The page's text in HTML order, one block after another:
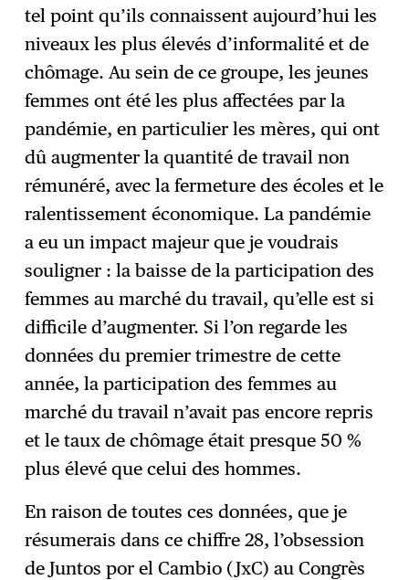
tel point qu’ils connaissent aujourd’hui les
niveaux les plus élevés d’informalité et de
chômage. Au sein de ce groupe, les jeunes
femmes ont été les plus affectées par la
pandémie, en particulier les mères, qui ont
dû augmenter la quantité de travail non
rémunéré, avec la fermeture des écoles et le
ralentissement économique. La pandémie
a eu un impact majeur que je voudrais
souligner : la baisse de la participation des
femmes au marché du travail, qu’elle est si
difficile d’augmenter. Si l’on regarde les
données du premier trimestre de cette
année, la participation des femmes au
marché du travail n’avait pas encore repris
et le taux de chômage était presque 50 %
plus élevé que celui des hommes.
En raison de toutes ces données, que je
résumerais dans ce chiffre 28, l’obsession
de Juntos por el Cambio (JxC) au Congrès